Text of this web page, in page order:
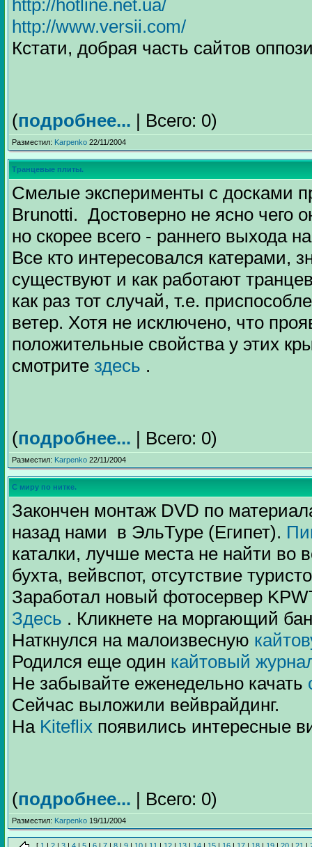
http://hotline.net.ua/
http://www.versii.com/
Кстати, добрая часть сайтов
(подробнее... | Всего: 0)
Разместил: Karpenko 22/11/2004
Транцевые плиты.
Смелые эксперименты с досками
Brunotti. Достоверно не ясно чего
но скорее всего - раннего выхода
Все кто интересовался катерами,
существуют и как работают
как раз тот случай, т.е.
ветер. Хотя не исключено, что
положительные свойства у этих
смотрите здесь .
(подробнее... | Всего: 0)
Разместил: Karpenko 22/11/2004
C миру по нитке.
Закончен монтаж DVD по
назад нами в ЭльТуре (Египет).
каталки, лучше места не найти во
бухта, вейвспот, отсутствие
Заработал новый фотосервер
Здесь . Кликнете на моргающий
Наткнулся на малоизвесную
Родился еще один кайтовый
Не забывайте еженедельно качать
Сейчас выложили вейврайдинг.
На Kiteflix появились интересные
(подробнее... | Всего: 0)
Разместил: Karpenko 19/11/2004